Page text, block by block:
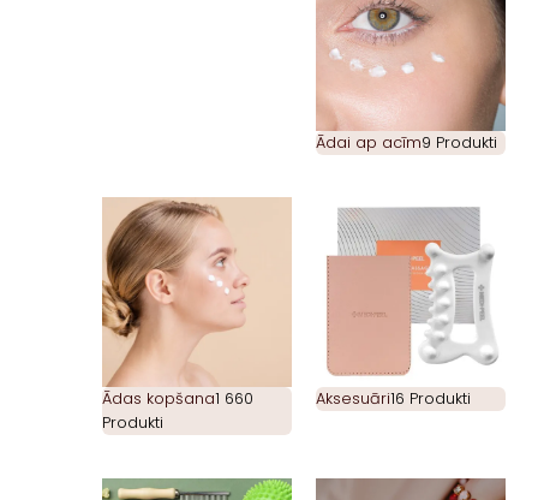
Ādai ap acīm9 Produkti
Ādas kopšana1 660
Produkti
Aksesuāri16 Produkti